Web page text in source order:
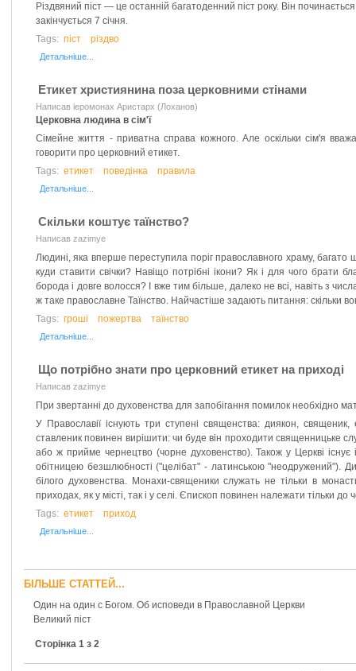
Різдвяний піст — це останній багатоденний піст року. Він
закінчується 7 січня.
Tags: піст різдво
Детальніше...
Етикет християнина поза церковними стінами
Написав іеромонах Аристарх (Лоханов)
Церковна людина в сім'ї
Сімейне життя - приватна справа кожного. Але оскільки сім'я
говорити про церковний етикет.
Tags: етикет поведінка правила
Детальніше...
Скільки коштує таїнство?
Написав zazimye
Людині, яка вперше переступила поріг православного храму, багато
куди ставити свічки? Навіщо потрібні ікони? Як і для чого брати
борода і довге волосся? І вже тим більше, далеко не всі, навіть з
ж таке православне Таїнство. Найчастіше задають питання: скільки
Tags: гроші пожертва таїнство
Детальніше...
Що потрібно знати про церковний етикет на приході
Написав zazimye
При звертанні до духовенства для запобігання помилок необхідно
У Православії існують три ступені священства: диякон,
ставленик повинен вирішити: чи буде він проходити священницьке
або ж прийме чернецтво (чорне духовенство). Також у Церкві існує
обітницею безшлюбності ("целібат" - латинською "неодру­жений").
білого духовенства. Монахи-священики служать не тільки в
приходах, як у місті, так і у селі. Єпископ повинен належати тільки до
Tags: етикет приход
Детальніше...
БІЛЬШЕ СТАТТЕЙ...
Один на один с Богом. Об исповеди в Православной Церкви
Великий піст
Сторінка 1 з 2